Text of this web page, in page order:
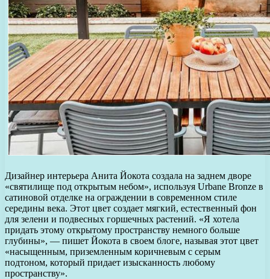
Дизайнер интерьера Анита Йокота создала на заднем дворе
«святилище под открытым небом», используя Urbane Bronze в
сатиновой отделке на ограждении в современном стиле
середины века. Этот цвет создает мягкий, естественный фон
для зелени и подвесных горшечных растений. «Я хотела
придать этому открытому пространству немного больше
глубины», — пишет Йокота в своем блоге, называя этот цвет
«насыщенным, приземленным коричневым с серым
подтоном, который придает изысканность любому
пространству».